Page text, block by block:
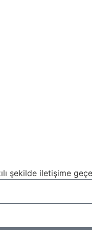
şekilde iletişime